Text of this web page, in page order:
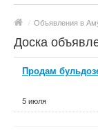
/ Объявления в
Доска
Продам
5 июля